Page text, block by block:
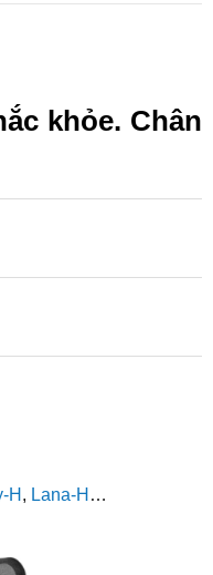
khỏe. Chân
H , Lana-H …